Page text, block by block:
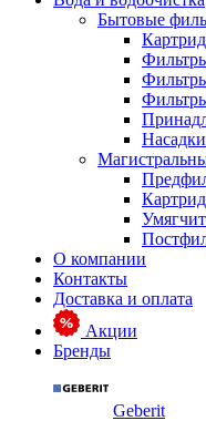
Бытовые
О компании
Контакты
Доставка и оплата
Акции
Бренды
Geberit